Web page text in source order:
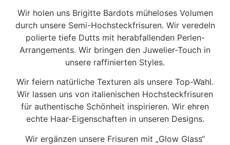
Wir holen uns Brigitte Bardots müheloses Volumen
durch unsere Semi-Hochsteckfrisuren. Wir veredeln
polierte tiefe Dutts mit herabfallenden Perlen-
Arrangements. Wir bringen den Juwelier-Touch in
unsere raffinierten Styles.
Wir feiern natürliche Texturen als unsere Top-Wahl.
Wir lassen uns von italienischen Hochsteckfrisuren
für authentische Schönheit inspirieren. Wir ehren
echte Haar-Eigenschaften in unseren Designs.
Wir ergänzen unsere Frisuren mit „Glow Glass“